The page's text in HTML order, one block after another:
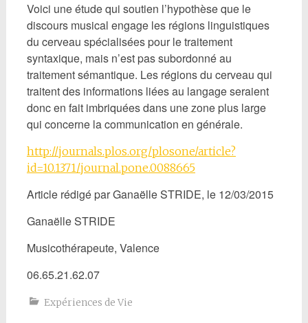
Voici une étude qui soutien l’hypothèse que le
discours musical engage les régions linguistiques
du cerveau spécialisées pour le traitement
syntaxique, mais n’est pas subordonné au
traitement sémantique. Les régions du cerveau qui
traitent des informations liées au langage seraient
donc en fait imbriquées dans une zone plus large
qui concerne la communication en générale.
http://journals.plos.org/plosone/article?
id=10.1371/journal.pone.0088665
Article rédigé par Ganaëlle STRIDE, le 12/03/2015
Ganaëlle STRIDE
Musicothérapeute, Valence
06.65.21.62.07
Expériences de Vie